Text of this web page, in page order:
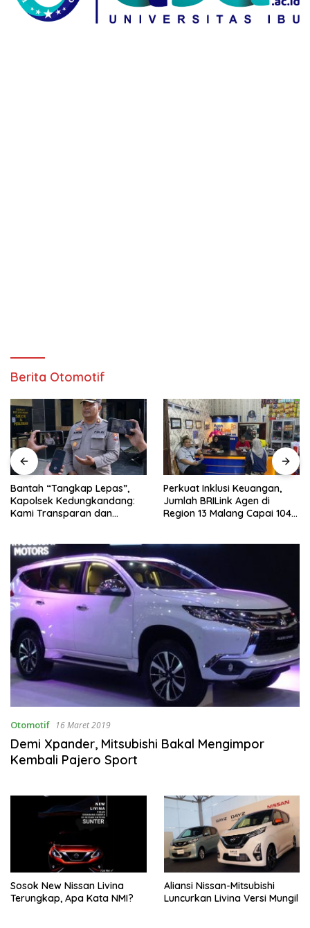
Berita Otomotif
Bantah “Tangkap Lepas”,
Kapolsek Kedungkandang:
Kami Transparan dan
Perkuat Inklusi Keuangan,
Jumlah BRILink Agen di
Region 13 Malang Capai 104
Otomotif 16 Maret 2019
Demi Xpander, Mitsubishi Bakal Mengimpor
Kembali Pajero Sport
Sosok New Nissan Livina
Terungkap, Apa Kata NMI?
Aliansi Nissan-Mitsubishi
Luncurkan Livina Versi Mungil